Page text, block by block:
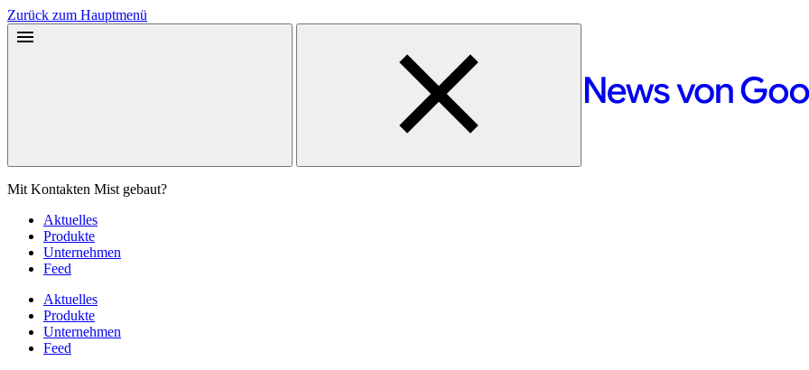
Zurück zum Hauptmenü
Mit Kontakten Mist gebaut?
Aktuelles
Produkte
Unternehmen
Feed
Aktuelles
Produkte
Unternehmen
Feed